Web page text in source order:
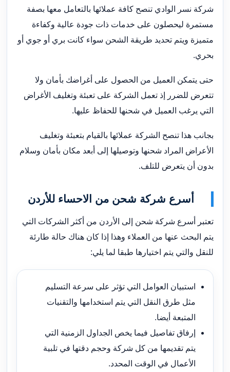
شركة نسر الوادي تنصح كافة عملائها بالتعامل معها بصفة
مستمرة ليحصلون على خدمات ذات جودة عالية وكفاءة
متميزة ويتم تحديد طريقة الشحن سواء كانت بري أو جوي أو
بحري.
حتى يتمكن العميل من الحصول على أغراضك بأمان ولا
تتعرض للضرر إذ تعمل الشركة على تعبئة وتغليف الأغراض
التي يرغب العميل في شحنها للحفاظ عليها.
بجانب هذا تنصح الشركة عملائها بالقيام بتعبئة وتغليف
الأعراض المراد شحنها وتوصيلها إلى أبعد مكان بأمان وسلام
بدون أن يتعرض للتلف.
أسرع شركة شحن من الاحساء للأردن
تعتبر أسرع شركة شحن إلى الأردن من أكثر الشركات التي
يتم البحث عنها من العملاء وهذا إذا كان هناك حالة طارئة
للنقل والتي يتم اختيارها طبقا لما يلي:
استبيان العوامل التي تؤثر على سرعة التسليم
مثل طرق النقل التي يتم استخدامها والتقنيات
المتبعة أيضا.
إرفاق تفاصيل فيما يخص الجداول الزمنية التي
يتم تقديمها من كل شركة وحجم دقتها في تلبية
الأعمال في الوقت المحدد.